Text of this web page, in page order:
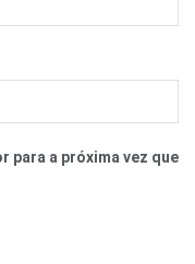
para a próxima vez que